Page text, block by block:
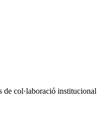
de col·laboració institucional